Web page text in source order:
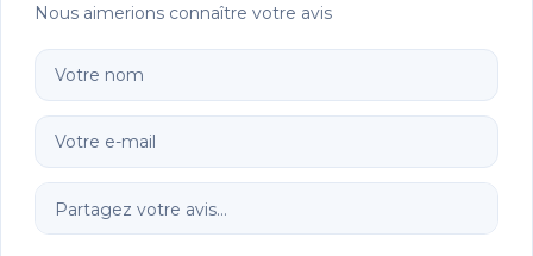
Nous aimerions connaître votre avis